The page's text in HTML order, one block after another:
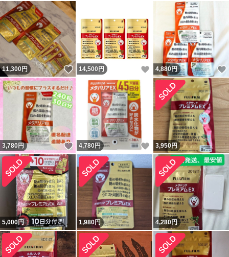
11,300円 いいね！
14,500 円 いいね！
4,880円
3,780円 いいね！
4,780円 いいね！
3,950円
5,000円 1,980円 4,280円